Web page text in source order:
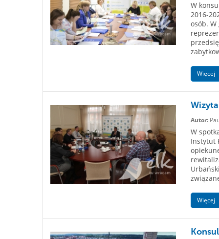
W
2016-
osób.
Więcej
Autor:
W
Instytut
Więcej